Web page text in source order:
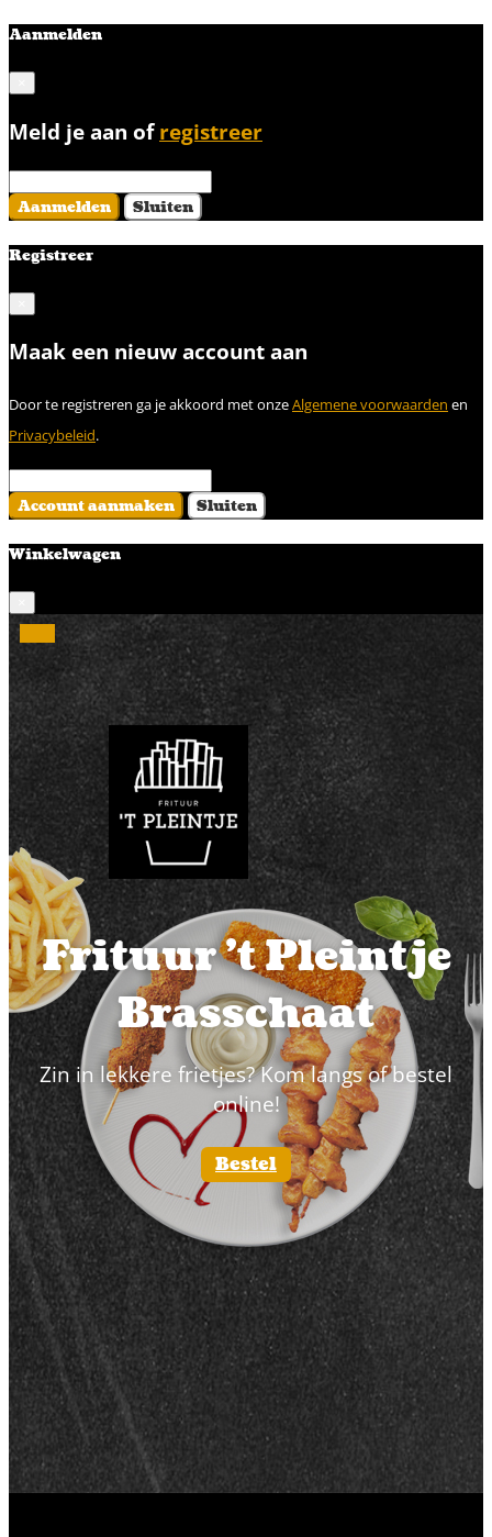
Aanmelden
Meld je aan ofregistreer
Aanmelden Sluiten
Registreer
Maak een nieuw account aan
Door te registreren ga je akkoord met onzeAlgemene voorwaarden en
Privacybeleid.
Account aanmaken Sluiten
Winkelwagen
Frituur 't Pleintje
Brasschaat
Zin in lekkere frietjes? Kom langs of bestel
online!
Bestel